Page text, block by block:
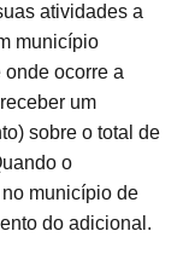
atividades a
município
ocorre a
um
sobre o total de
o
município de
do adicional.